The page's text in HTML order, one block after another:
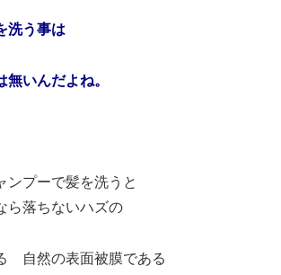
洗う事は
いんだよね。
ンプーで髪を洗うと
ら落ちないハズの
自然の表面被膜である